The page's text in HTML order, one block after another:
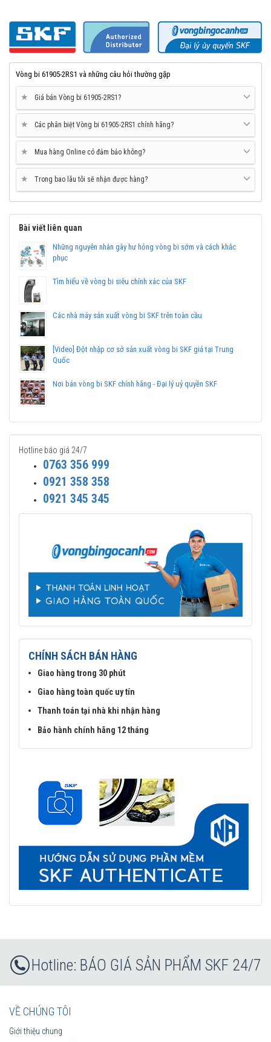
Mua vòng bi SKF 61905 tại các Đại lý uỷ quyền để đảm bảo sản
phẩm chính hãng.
Mua vòng bi bạc đạn SKF 61905 chính hãng ở đâu uy
tín?
Vòng bi Ngọc Anh là đại lý ủy quyền SKF tại Việt Nam.
Chuyên phân phối các sản phẩm SKF chính hãng, giá cạnh
Liên hệ với Vòng bi Ngọc Anh để có báo giá tốt nhất vòng
Vòng bi 61905-2RS1 và những câu hỏi thường gặp
★ Giá bán Vòng bi 61905-2RS1?
★ Các phân biệt Vòng bi 61905-2RS1 chính hãng?
★ Mua hàng Online có đảm bảo không?
★ Trong bao lâu tôi sẽ nhận được hàng?
Bài viết liên quan
Những nguyên nhân gây hư hỏng vòng bi sớm và cách khắc
phục
Tìm hiểu về vòng bi siêu chính xác của SKF
Các nhà máy sản xuất vòng bi SKF trên toàn cầu
[Video] Đột nhập cơ sở sản xuất vòng bi SKF giả tại Trung
Quốc
Nơi bán vòng bi SKF chính hãng - Đại lý uỷ quyền SKF
Hotline báo giá 24/7
0763 356 999
0921 358 358
0921 345 345
CHÍNH SÁCH BÁN HÀNG
Giao hàng trong 30 phút
Giao hàng toàn quốc uy tín
Thanh toán tại nhà khi nhận hàng
Bảo hành chính hãng 12 tháng
BÁO GIÁ SẢN PHẨM SKF 24/7
VỀ CHÚNG TÔI
Giới thiệu chung